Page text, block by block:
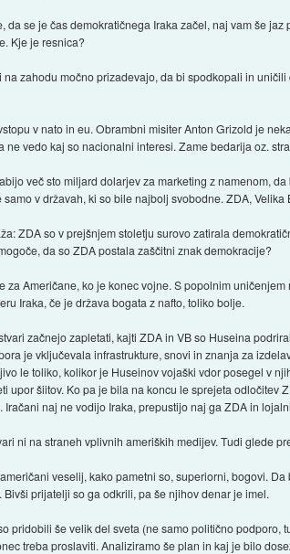
da se je čas demokratičnega Iraka začel, naj vam še
Kje je resnica?
na zahodu močno prizadevajo, da bi spodkopali in
v nato in eu. Obrambni misiter Anton Grizold je
ne vedo kaj so nacionalni interesi. Zame bedarija oz.
več sto miljard dolarjev za marketing z namenom,
v državah, ki so bile najbolj svobodne. ZDA, Velika
ZDA so v prejšnjem stoletju surovo zatirala
da so ZDA postala zaščitni znak demokracije?
za Američane, ko je konec vojne. S popolnim
Iraka, če je država bogata z nafto, toliko bolje.
začnejo zapletati, kajti ZDA in VB so Huseina
je vključevala infrastrukture, snovi in znanja za
le toliko, kolikor je Huseinov vojaški vdor posegel v
upor šiitov. Ko pa je bila na koncu le sprejeta odločitev
Iračani naj ne vodijo Iraka, prepustijo naj ga ZDA in
ni na straneh vplivnih ameriških medijev. Tudi glede
veselij, kako pametni so, superiorni, bogovi.
Bivši prijatelji so ga odkrili, pa še njihov denar je imel.
pridobili še velik del sveta (ne samo politično
treba proslaviti. Analiziramo še plan in kaj je bilo